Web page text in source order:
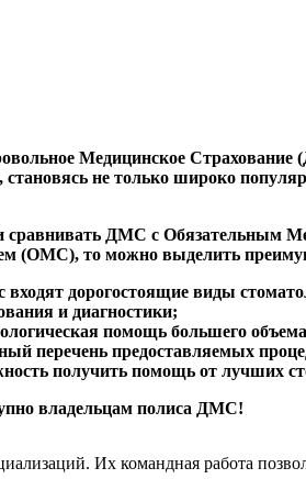
Медицинское
становясь не только широко
сравнивать ДМС с Обязательным
(ОМС), то можно выделить
входят дорогостоящие виды
и диагностики;
помощь большего
перечень предоставляемых
получить помощь от лучших
владельцам полиса ДМС!
Их командная работа